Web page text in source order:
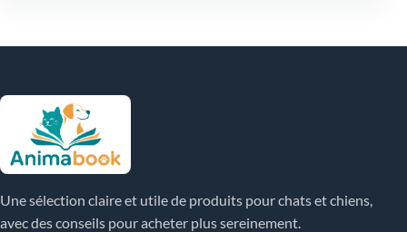
Une sélection claire et utile de produits pour chats et chiens,
avec des conseils pour acheter plus sereinement.